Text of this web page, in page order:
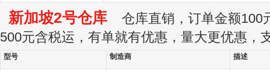
新加坡2号仓库 仓库直销，订单金额100
500元含税运，有单就有优惠，量大更优惠，
型号 制造商 描述